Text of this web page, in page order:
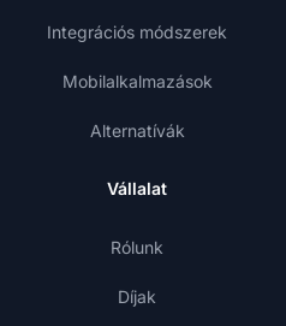
Integrációs módszerek
Mobilalkalmazások
Alternatívák
Vállalat
Rólunk
Díjak